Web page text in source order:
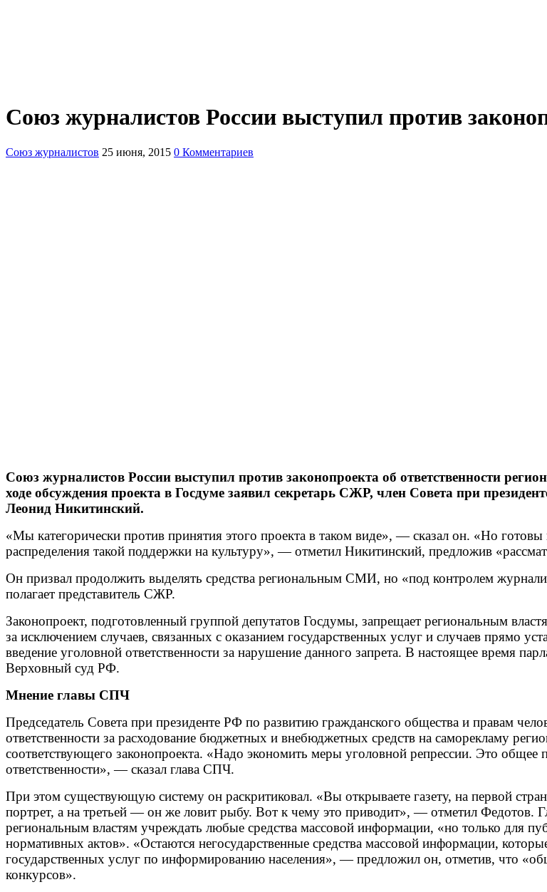
Союз журналистов России выступил против
Союз журналистов 25 июня, 2015 0 Комментариев
Союз журналистов России выступил против законопроекта об ответственности
ходе обсуждения проекта в Госдуме заявил секретарь СЖР, член Совета при
Леонид Никитинский.
«Мы категорически против принятия этого проекта в таком виде», — сказал он. «Но
распределения такой поддержки на культуру», — отметил Никитинский, предложив
Он призвал продолжить выделять средства региональным СМИ, но «под контролем
полагает представитель СЖР.
Законопроект, подготовленный группой депутатов Госдумы, запрещает региональным
за исключением случаев, связанных с оказанием государственных услуг и случаев прямо
введение уголовной ответственности за нарушение данного запрета. В настоящее время
Верховный суд РФ.
Мнение главы СПЧ
Председатель Совета при президенте РФ по развитию гражданского общества и правам
ответственности за расходование бюджетных и внебюджетных средств на саморекламу
соответствующего законопроекта. «Надо экономить меры уголовной репрессии. Это
ответственности», — сказал глава СПЧ.
При этом существующую систему он раскритиковал. «Вы открываете газету, на первой
портрет, а на третьей — он же ловит рыбу. Вот к чему это приводит», — отметил Федотов.
региональным властям учреждать любые средства массовой информации, «но только для
нормативных актов». «Остаются негосударственные средства массовой информации,
государственных услуг по информированию населения», — предложил он, отметив, что
конкурсов».